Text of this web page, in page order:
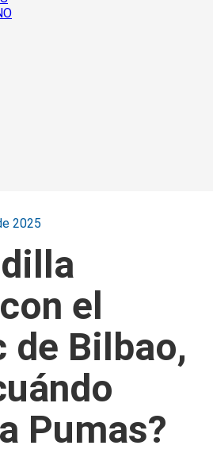
2025
el
Bilbao,
Pumas?